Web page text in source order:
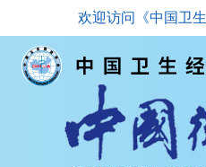
欢迎访问《中国卫